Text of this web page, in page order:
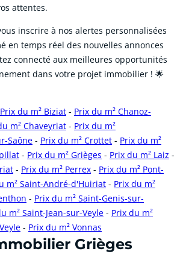
attentes.
inscrire à nos alertes personnalisées
en temps réel des nouvelles annonces
connecté aux meilleures opportunités
dans votre projet immobilier ! 🌟
Prix du m² Biziat - Prix du m² Chanoz-
m² Chaveyriat - Prix du m²
Saône - Prix du m² Crottet - Prix du m²
- Prix du m² Grièges - Prix du m² Laiz -
- Prix du m² Perrex - Prix du m² Pont-
m² Saint-André-d'Huiriat - Prix du m²
- Prix du m² Saint-Genis-sur-
m² Saint-Jean-sur-Veyle - Prix du m²
- Prix du m² Vonnas
plus du text
Grièges